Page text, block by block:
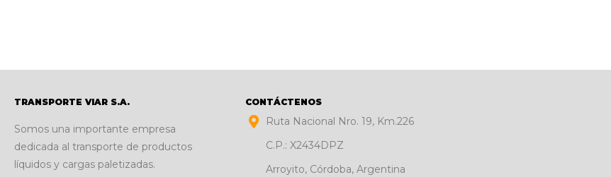
TRANSPORTE VIAR S.A.
Somos una importante empresa
dedicada al transporte de productos
líquidos y cargas paletizadas.
CONTÁCTENOS
Ruta Nacional Nro. 19, Km.226
C.P.: X2434DPZ
Arroyito, Córdoba, Argentina